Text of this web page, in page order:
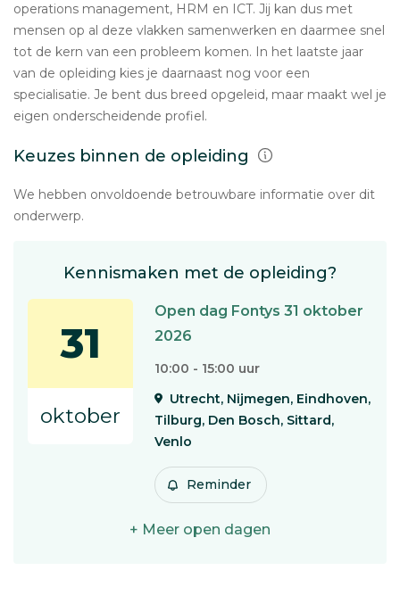
operations management, HRM en ICT. Jij kan dus met
mensen op al deze vlakken samenwerken en daarmee snel
tot de kern van een probleem komen. In het laatste jaar
van de opleiding kies je daarnaast nog voor een
specialisatie. Je bent dus breed opgeleid, maar maakt wel je
eigen onderscheidende profiel.
Keuzes binnen de opleiding
We hebben onvoldoende betrouwbare informatie over dit
onderwerp.
Kennismaken met de opleiding?
31
oktober
Open dag Fontys 31 oktober
2026
10:00 - 15:00 uur
Utrecht, Nijmegen, Eindhoven,
Tilburg, Den Bosch, Sittard,
Venlo
Reminder
+ Meer open dagen